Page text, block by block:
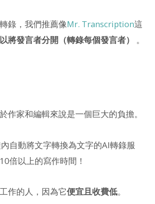
錄，我們推薦像Mr. Transcription這
將發言者分開（轉錄每個發言者） 。
作家和編輯來說是一個巨大的負擔。
自動將文字轉換為文字的AI轉錄服
倍以上的寫作時間！
作的人，因為它便宜且收費低。